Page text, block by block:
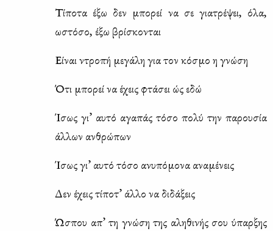
Τί­πο­τα έξω δεν μπο­ρεί να σε για­τρέ­ψει, όλα,
ωστό­σο, έξω βρί­σκο­νται
Εί­ναι ντρο­πή με­γά­λη για τον κό­σμο η γνώ­ση
Ότι μπο­ρεί να έχεις φτά­σει ώς εδώ
Ίσως γι’ αυ­τό αγα­πάς τό­σο πο­λύ την πα­ρου­σία
άλ­λων αν­θρώ­πων
Ίσως γι’ αυ­τό τό­σο ανυ­πό­μο­να ανα­μέ­νεις
Δεν έχεις τί­πο­τ’ άλ­λο να δι­δά­ξεις
Ώσπου απ’ τη γνώ­ση της αλη­θι­νής σου ύπαρ­ξης